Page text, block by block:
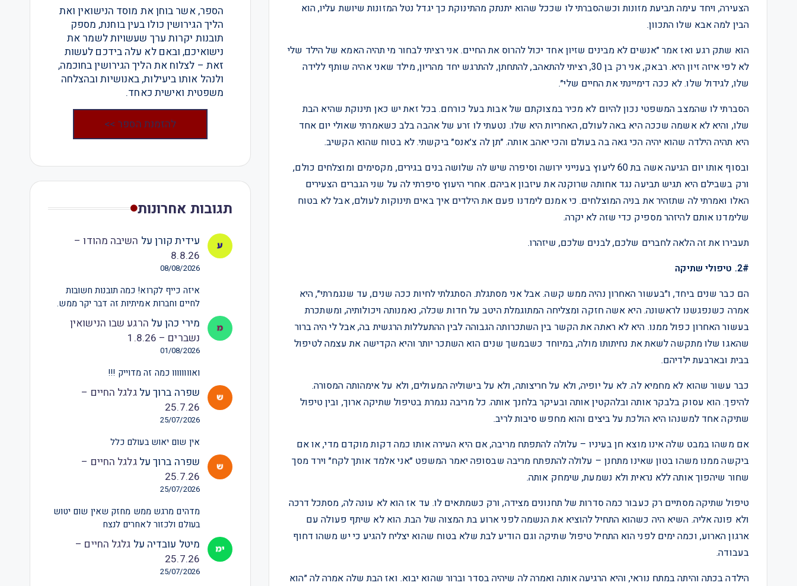
הצעירה, ויחד עימה תביעת מזונות וכשהסברתי לו שככל שהוא יתנתק מהתינוקת כך יגדל נטל המזונות שיושת עליו, הוא
הבין למה אבא שלו התכוון.
הוא שתק רגע ואז אמר ״אנשים לא מבינים שזיון אחד יכול להרוס את החיים. אני רציתי לבחור מי תהיה האמא של הילד שלי
לא לפי איזה זיון היא. רבאק, אני רק בן 30, רציתי להתאהב, להתחתן, להתרגש יחד מהריון, מילד שאני אהיה שותף ללידה
שלו, לגידול שלו. לא ככה דימיינתי את החיים שלי״.
הסברתי לו שהמצב המשפטי נכון להיום לא מכיר במצוקתם של אבות בעל כורחם. בכל זאת יש כאן תינוקת שהיא הבת
שלו, והיא לא אשמה שככה היא באה לעולם, האחריות היא שלו. נטעתי לו זרע של אהבה בלב כשאמרתי שאולי יום אחד
היא תהיה הילדה שהוא יהיה הכי גאה בה בעולם והכי יאהב אותה. ״תן לה צ׳אנס״ ביקשתי. לא בטוח שהוא הקשיב.
ובסוף אותו יום הגיעה אשה בת 60 ליעוץ בענייני ירושה וסיפרה שיש לה שלושה בנים בגירים, מקסימים ומוצלחים כולם,
ורק בשבילם היא תגיש תביעה נגד אחותה שרוקנה את עיזבון אביהם. אחרי היעוץ סיפרתי לה על שני הגברים הצעירים
האלו ואמרתי לה שתזהיר את בניה המוצלחים. כי אמנם לימדנו פעם את הילדים איך באים תינוקות לעולם, אבל לא בטוח
שלימדנו אותם להיזהר מספיק כדי שזה לא יקרה.
תעבירו את זה הלאה לחברים שלכם, לבנים שלכם, שיזהרו.
2#. טיפולי שתיקה
הם כבר שנים ביחד, ו״בעשור האחרון נהיה ממש קשה. אבל אני מסתגלת. הסתגלתי לחיות ככה שנים, עד שנגמרתי״, היא
אמרה כשנפגשנו לראשונה. היא אשה חזקה ומצליחה המתוגמלת היטב על חדות שכלה, נאמנותה ויכולותיה, ומשתכרת
בעשור האחרון כפול ממנו. היא לא ראתה את הקשר בין השתכרותה הגבוהה לבין ההתעללות הרגשית בה, אבל לי היה ברור
שהאגו שלו מתקשה לשאת את נחיתותו מולה, במיוחד כשבמשך שנים הוא השתכר יותר והיא הקדישה את עצמה לטיפול
בבית ובארבעת ילדיהם.
כבר עשור שהוא לא מחמיא לה. לא על יופיה, ולא על חריצותה, ולא על בישוליה המעולים, ולא על אימהותה המסורה.
להיפך. הוא עסוק בלבקר אותה ובלהקטין אותה ובעיקר בלחנך אותה. כל מריבה נגמרת בטיפול שתיקה ארוך, ובין טיפול
שתיקה אחד למשנהו היא הולכת על ביצים והוא מחפש סיבות לריב.
אם משהו במבט שלה אינו מוצא חן בעיניו – עלולה להתפתח מריבה, אם היא העירה אותו כמה דקות מוקדם מדי, או אם
ביקשה ממנו משהו בטון שאינו מתחנן – עלולה להתפתח מריבה שבסופה יאמר המשפט ״אני אלמד אותך לקח״ וירד מסך
שחור שיהפוך אותה ללא נראית ולא נשמעת, שימחק אותה.
טיפול שתיקה מסתיים רק כעבור כמה סדרות של תחנונים מצידה, ורק כשמתאים לו. עד אז הוא לא עונה לה, מסתכל דרכה
ולא פונה אליה. השיא היה כשהוא התחיל להוציא את הנשמה לפני ארוע בת המצוה של הבת. הוא לא שיתף פעולה עם
ארגון הארוע, וכמה ימים לפני הוא התחיל טיפול שתיקה וגם הודיע לבת שלא בטוח שהוא יצליח להגיע כי יש משהו דחוף
בעבודה.
הילדה בכתה והיתה במתח נוראי, והיא הרגיעה אותה ואמרה לה שיהיה בסדר וברור שהוא יבוא. ואז הבת שלה אמרה לה ״הוא
הספר, אשר בוחן את מוסד הנישואין ואת
הליך הגירושין כולו בעין בוחנת, מספק
תובנות יקרות ערך שעשויות לשמר את
נישואיכם, ובאם לא עלה בידכם לעשות
זאת – לצלוח את הליך הגירושין בחוכמה,
ולנהל אותו ביעילות, באנושיות ובהצלחה
משפטית ואישית כאחד.
להזמנת הספר >>
תגובות אחרונות
עידית קורן על השיבה מהודו –
8.8.26
08/08/2026
איזה כייף לקרוא! כמה תובנות חשובות
לחיים וחברות אמיתיות זה דבר יקר ממש.
מירי כהןעל הרגע שבו הנישואין
נשברים – 1.8.26
01/08/2026
ואוווווווו כמה זה מדוייק !!!
שפרה ברוךעלגלגל החיים –
25.7.26
25/07/2026
אין שום יאוש בעולם כלל
שפרה ברוךעלגלגל החיים –
25.7.26
25/07/2026
מדהים מרגש ממש מחזק שאין שום יטוש
בעולם ולכזור לאחרים לנצח
מיטל עובדיה על גלגל החיים –
25.7.26
25/07/2026